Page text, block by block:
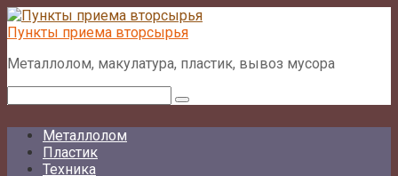
Перейти
к
Пункты приема вторсырья
Металлолом, макулатура, пластик, вывоз мусора
Металлолом
Пластик
Техника